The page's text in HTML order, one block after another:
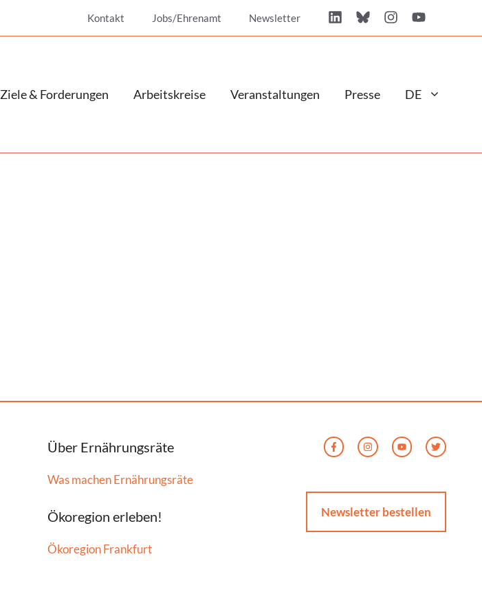
Kontakt Jobs/Ehrenamt Newsletter
Ziele & Forderungen Arbeitskreise Veranstaltungen Presse DE
Über Ernährungsräte
Was machen Ernährungsräte
Ökoregion erleben!
Ökoregion Frankfurt
Newsletter bestellen